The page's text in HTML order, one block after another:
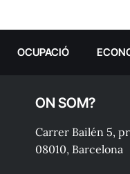
OCUPACIÓ
ON SOM?
Carrer Bailén 5,
08010, Barcelona